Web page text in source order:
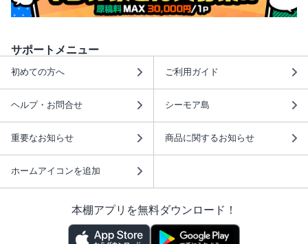
サポートメニュー
初めての方へ ご利用ガイド
ヘルプ・お問合せ シーモア島
重要なお知らせ 商品に関するお知らせ
ホームアイコンを追加
本棚アプリを無料ダウンロード！